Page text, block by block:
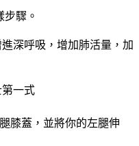
驟。
深呼吸，增加肺活量，加
第一式
膝蓋，並將你的左腿伸